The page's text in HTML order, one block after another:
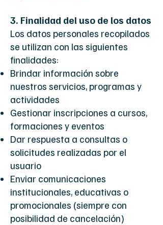
3. Finalidad del uso de los datos
Los datos personales recopilados
se utilizan con las siguientes
finalidades:
Brindar información sobre
nuestros servicios, programas y
actividades
Gestionar inscripciones a cursos,
formaciones y eventos
Dar respuesta a consultas o
solicitudes realizadas por el
usuario
Enviar comunicaciones
institucionales, educativas o
promocionales (siempre con
posibilidad de cancelación)